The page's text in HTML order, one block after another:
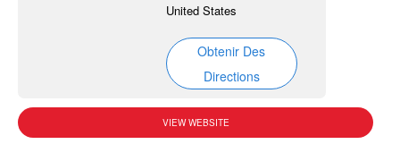
United States
Obtenir Des
Directions
VIEW WEBSITE